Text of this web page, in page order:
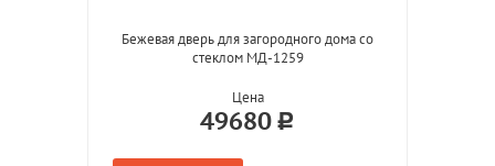
Бежевая дверь для загородного дома со
стеклом МД-1259
Цена
49680